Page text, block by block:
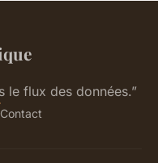
le flux des données.”
Contact